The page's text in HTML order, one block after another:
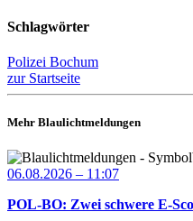
Schlagwörter
Polizei Bochum
zur Startseite
Mehr Blaulichtmeldungen
06.08.2026 – 11:07
POL-BO: Zwei schwere E-